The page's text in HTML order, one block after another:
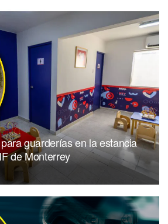
guarderías en la estancia
de Monterrey